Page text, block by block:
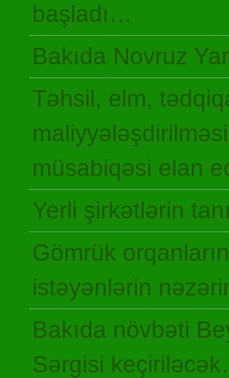
başladı…
Bakıda Novruz
Təhsil, elm,
müsabiqəsi elan
Yerli şirkətlərin
Gömrük
istəyənlərin
Bakıda növbəti
Sərgisi